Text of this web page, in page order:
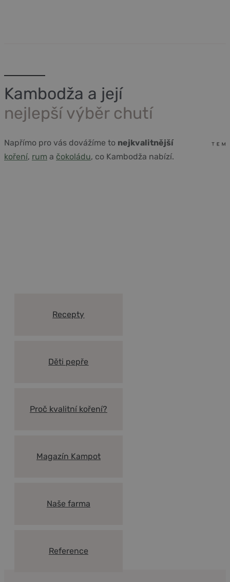
Kambodža a její
nejlepší výběr chutí
Napřímo pro vás dovážíme to nejkvalitnější
koření, rum a čokoládu, co Kambodža nabízí.
Recepty
Děti pepře
Proč kvalitní koření?
Magazín Kampot
Naše farma
Reference